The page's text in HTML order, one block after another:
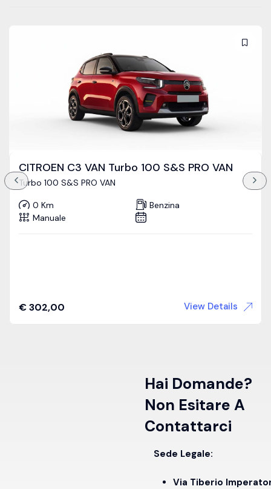
CITROEN C3 VAN Turbo 100 S&S PRO VAN
Turbo 100 S&S PRO VAN
0 Km
Benzina
Manuale
€302,00 View Details
Hai Domande?
Non Esitare A
Contattarci
Sede Legale:
Via Tiberio